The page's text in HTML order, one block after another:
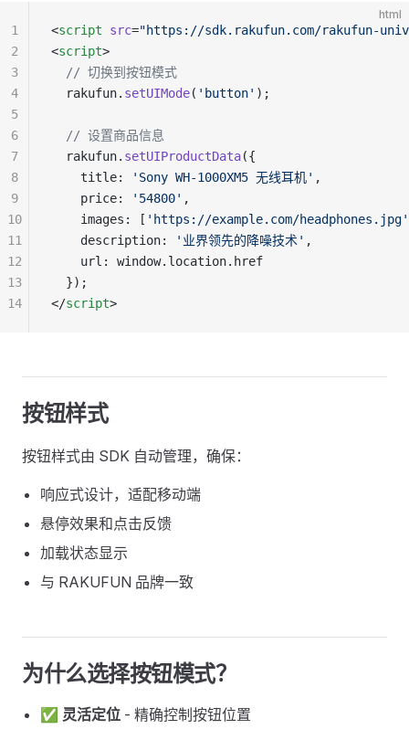
html
<script src="https://sdk.rakufun.com/rakufun-
<script>
  // 切换到按钮模式
  rakufun.
setUIMode( 'button' );
  // 设置商品信息
  rakufun.
setUIProductData({
    title:
'Sony WH-1000XM5 无线耳机' ,
    price:
'54800' ,
    images: [
'https://example.com/headphones.jpg'
    description:
'业界领先的降噪技术' ,
    url: window.location.href
  });
</script>
1
2
3
4
5
6
7
8
9
10
11
12
13
14
按钮样式
按钮样式由 SDK 自动管理，确保：
响应式设计，适配移动端
悬停效果和点击反馈
加载状态显示
与 RAKUFUN 品牌一致
为什么选择按钮模式？
✅ 灵活定位 - 精确控制按钮位置